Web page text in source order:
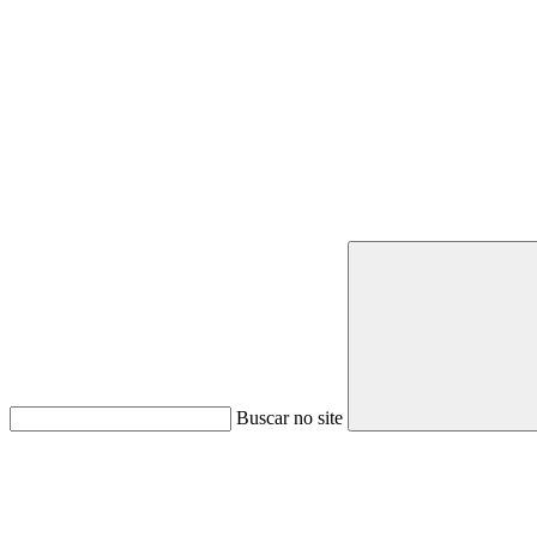
Buscar no site